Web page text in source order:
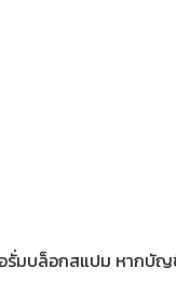
รั่มบล็อกสแปม หากบั